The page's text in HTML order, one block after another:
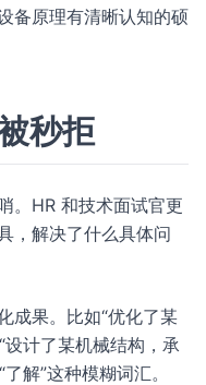
备原理有清晰认知的硕
秒拒
。HR 和技术面试官更
，解决了什么具体问
成果。比如“优化了某
计了某机械结构，承
解”这种模糊词汇。